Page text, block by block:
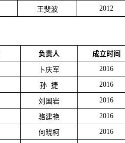
王斐波 2012
负责人
成立时间
卜庆军 2016
孙 捷 2016
刘国岩 2016
骆建艳 2016
何晓柯 2016